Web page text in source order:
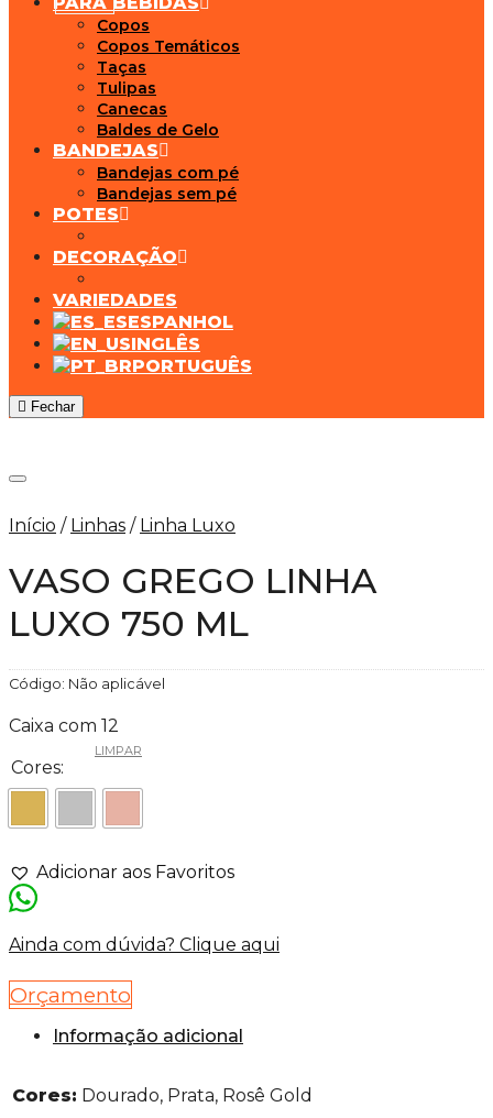
Copos
Copos Temáticos
Taças
Tulipas
Canecas
Baldes de Gelo
BANDEJAS
Bandejas com pé
Bandejas sem pé
POTES
DECORAÇÃO
VARIEDADES
ESPANHOL
INGLÊS
PORTUGUÊS
Fechar
Início / Linhas / Linha Luxo
VASO GREGO LINHA
LUXO 750 ML
Código: Não aplicável
Caixa com 12
Cores:
LIMPAR
Adicionar aos Favoritos
Ainda com dúvida? Clique aqui
Orçamento
Informação adicional
Cores: Dourado, Prata, Rosê Gold